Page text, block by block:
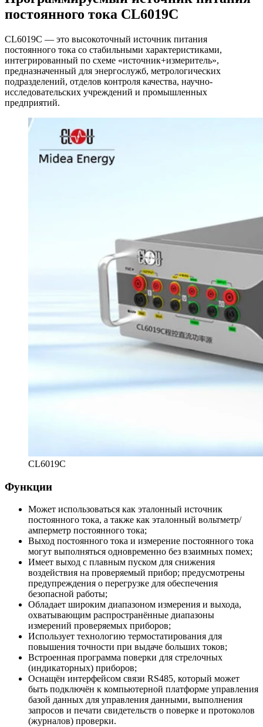
постоянного тока CL6019C
CL6019C — это высокоточный источник питания
постоянного тока со стабильными характеристиками,
интегрированный по схеме «источник+измеритель»,
предназначенный для энергослужб, метрологических
подразделений, отделов контроля качества, научно-
исследовательских учреждений и промышленных
предприятий.
CL6019C
Функции
Может использоваться как эталонный источник
постоянного тока, а также как эталонный вольтметр/
амперметр постоянного тока;
Выход постоянного тока и измерение постоянного тока
могут выполняться одновременно без взаимных помех;
Имеет выход с плавным пуском для снижения
воздействия на проверяемый прибор; предусмотрены
предупреждения о перегрузке для обеспечения
безопасной работы;
Обладает широким диапазоном измерения и выхода,
охватывающим распространённые диапазоны
измерений проверяемых приборов;
Использует технологию термостатирования для
повышения точности при выдаче больших токов;
Встроенная программа поверки для стрелочных
(индикаторных) приборов;
Оснащён интерфейсом связи RS485, который может
быть подключён к компьютерной платформе управления
базой данных для управления данными, выполнения
запросов и печати свидетельств о поверке и протоколов
(журналов) проверки.